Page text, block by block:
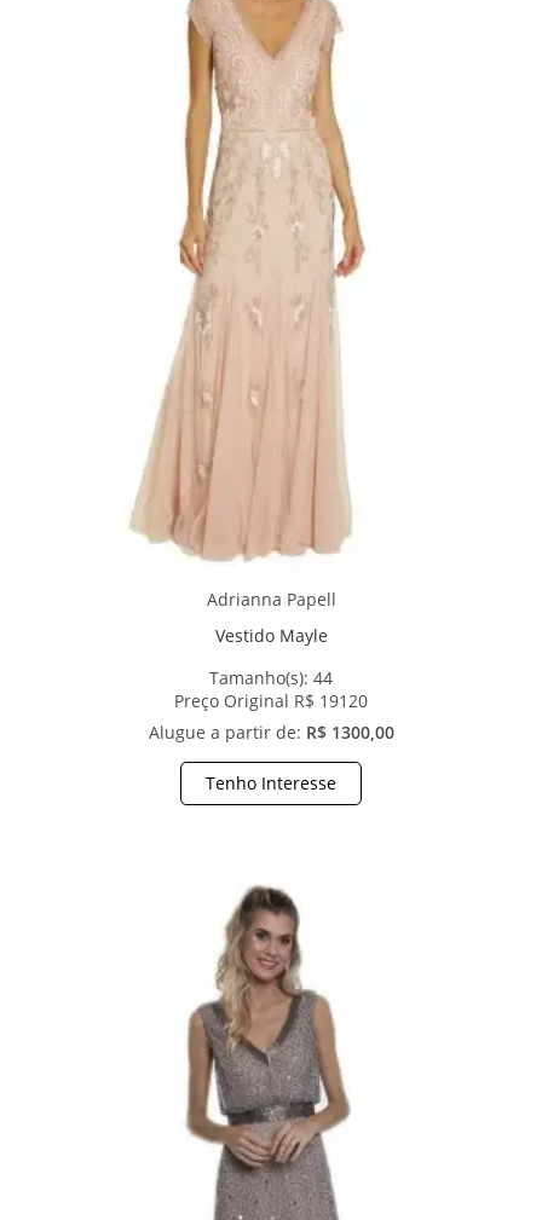
Adrianna Papell
Vestido Mayle
Tamanho(s): 44
Preço Original R$ 19120
Alugue a partir de: R$ 1300,00
Tenho Interesse